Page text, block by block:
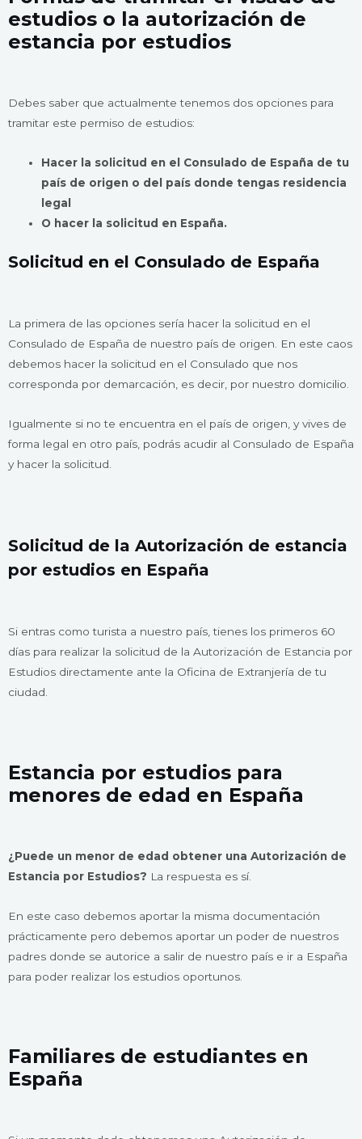
estudios o la autorización de
estancia por estudios
Debes saber que actualmente tenemos dos opciones para
tramitar este permiso de estudios:
Hacer la solicitud en el Consulado de España de tu
país de origen o del país donde tengas residencia
legal
O hacer la solicitud en España.
Solicitud en el Consulado de España
La primera de las opciones sería hacer la solicitud en el
Consulado de España de nuestro país de origen. En este caos
debemos hacer la solicitud en el Consulado que nos
corresponda por demarcación, es decir, por nuestro domicilio.
Igualmente si no te encuentra en el país de origen, y vives de
forma legal en otro país, podrás acudir al Consulado de España
y hacer la solicitud.
Solicitud de la Autorización de estancia
por estudios en España
Si entras como turista a nuestro país, tienes los primeros 60
días para realizar la solicitud de la Autorización de Estancia por
Estudios directamente ante la Oficina de Extranjería de tu
ciudad.
Estancia por estudios para
menores de edad en España
¿Puede un menor de edad obtener una Autorización de
Estancia por Estudios? La respuesta es sí.
En este caso debemos aportar la misma documentación
prácticamente pero debemos aportar un poder de nuestros
padres donde se autorice a salir de nuestro país e ir a España
para poder realizar los estudios oportunos.
Familiares de estudiantes en
España